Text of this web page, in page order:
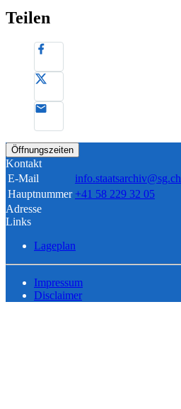
Teilen
Öffnungszeiten
Kontakt
E-Mail
info.staatsarchiv@sg.ch
Hauptnummer +41 58 229 32 05
Adresse
Links
Lageplan
Impressum
Disclaimer